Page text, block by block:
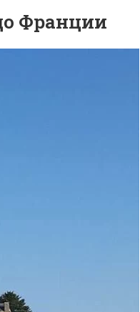
Франции